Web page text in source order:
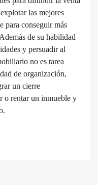
las mejores
para conseguir más
de su habilidad
y persuadir al
no es tarea
de organización,
un cierre
o rentar un inmueble y